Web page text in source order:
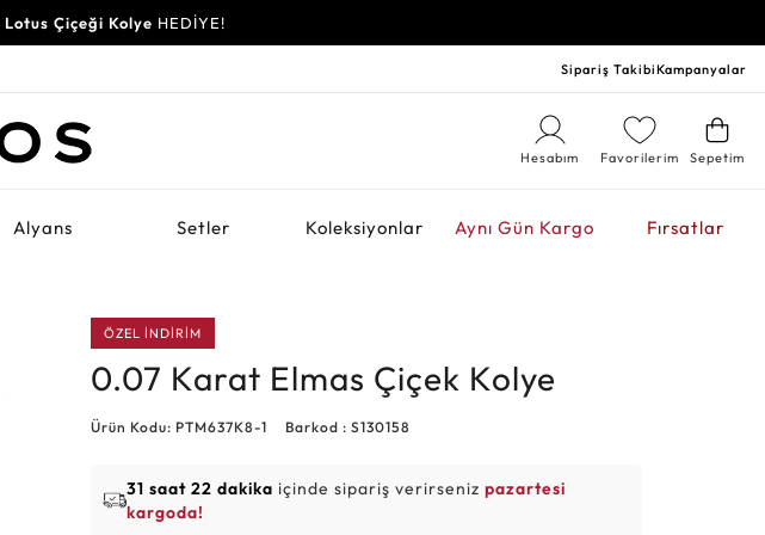
Lotus Çiçeği Kolye HEDİYE!
Sipariş TakibiKampanyalar
Sepetim
Favorilerim
Hesabım
Alyans Setler Koleksiyonlar Aynı Gün Kargo Fırsatlar
ÖZEL İNDİRİM
0.07 Karat Elmas Çiçek Kolye
Ürün Kodu: PTM637K8-1 Barkod : S130158
31 saat 22 dakika içinde sipariş verirsenizpazartesi
kargoda!